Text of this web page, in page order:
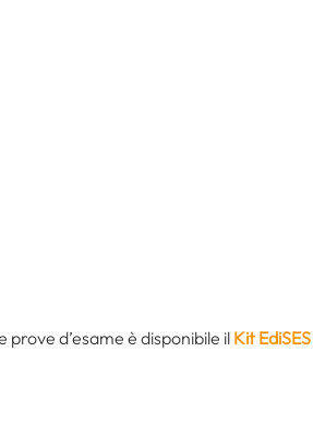
d’esame è disponibile il Kit EdiSES